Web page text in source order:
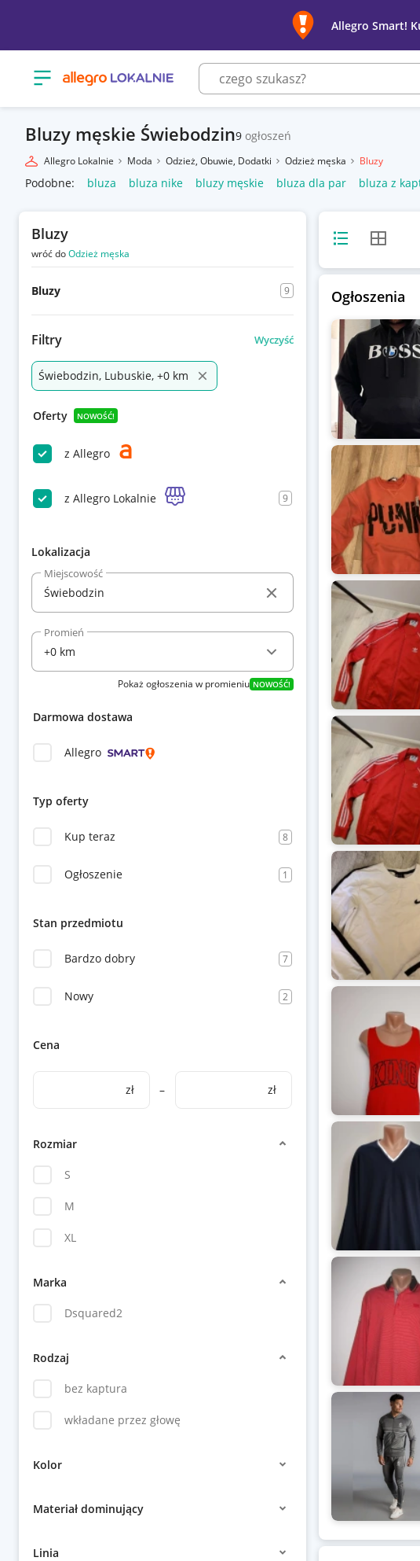
Allegro Smart!
Otwórz menu z kategoriami
Bluzy męskie Świebodzin9 ogłoszeń
Allegro Lokalnie Moda Odzież, Obuwie, Dodatki Odzież męska Bluzy
Podobne: bluza bluza nike bluzy męskie bluza dla par bluza z
Bluzy
wróć doOdzież męska
Bluzy 9
Filtry Wyczyść
Świebodzin, Lubuskie, +0 km
Oferty NOWOŚĆ!
z Allegro
z Allegro Lokalnie 9
Lokalizacja
Miejscowość
Promień
Pokaż ogłoszenia w promieniu NOWOŚĆ!
Darmowa dostawa
Allegro
Typ oferty
Kup teraz 8
Ogłoszenie 1
Stan przedmiotu
Bardzo dobry 7
Nowy 2
Cena
zł – zł
Rozmiar
S
M
XL
Marka
Dsquared2
Rodzaj
bez kaptura
wkładane przez głowę
Kolor
Materiał dominujący
Linia
Widok listy
Widok
Ogłoszenia